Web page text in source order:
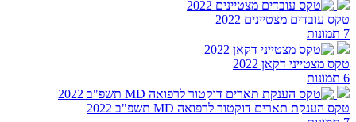
טקס עובדים מצטיינים 2022
7 תמונות
טקס מצטייני דקאן 2022
6 תמונות
טקס הענקת תארים דוקטור לרפואה MD תשפ"ב 2022